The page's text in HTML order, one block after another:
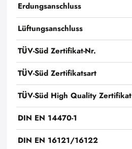
Erdungsanschluss
Lüftungsanschluss
TÜV-Süd Zertifikat-Nr.
TÜV-Süd Zertifikatsart
TÜV-Süd High Quality Zertifikat
DIN EN 14470-1
DIN EN 16121/16122